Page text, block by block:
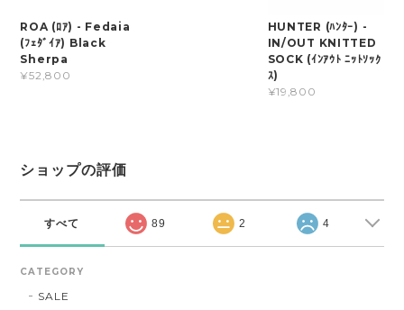
ROA (ﾛｱ) - Fedaia
(ﾌｪﾀﾞｲｱ) Black
Sherpa
¥52,800
HUNTER (ﾊﾝﾀｰ) -
IN/OUT KNITTED
SOCK (ｲﾝｱｳﾄ ﾆｯﾄｿｯｸ
ｽ)
¥19,800
ショップの評価
すべて 89 2 4
CATEGORY
SALE